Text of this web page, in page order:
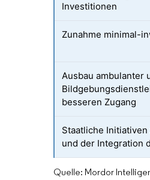
Investitionen
Zunahme minimal-
Ausbau ambulanter
besseren Zugang
Staatliche
und der Integration
Quelle: Mordor